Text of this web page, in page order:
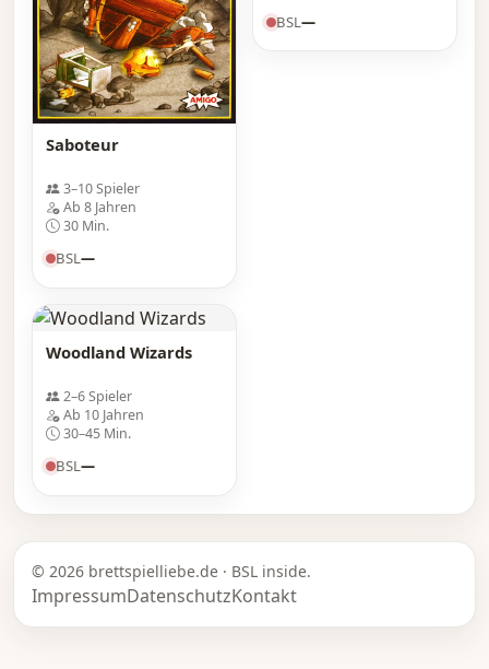
Saboteur
3–10 Spieler
Ab 8 Jahren
30 Min.
BSL—
BSL—
Woodland Wizards
2–6 Spieler
Ab 10 Jahren
30–45 Min.
BSL—
© 2026 brettspielliebe.de · BSL inside.
ImpressumDatenschutzKontakt